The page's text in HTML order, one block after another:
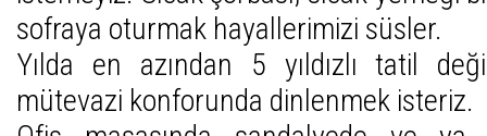
sofraya oturmak hayallerimizi süsler.
Yılda en azından 5 yıldızlı tatil
mütevazi konforunda dinlenmek isteriz.